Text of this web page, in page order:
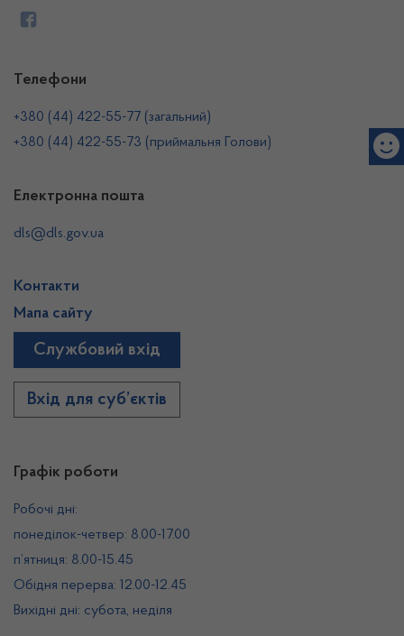
Графік роботи
Робочі дні:
понеділок-четвер: 8.00-17.00
п’ятниця: 8.00-15.45
Обідня перерва: 12.00-12.45
Вихідні дні: субота, неділя
Телефони
+380 (44) 422-55-77 (загальний)
+380 (44) 422-55-73 (приймальня Голови)
Електронна пошта
dls@dls.gov.ua
Контакти
Мапа сайту
Службовий вхід
Вхід для суб’єктів